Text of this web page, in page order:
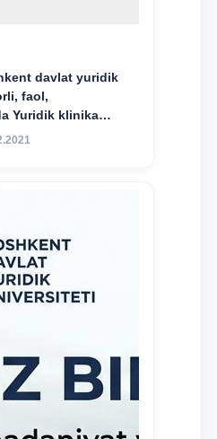
davlat yuridik
faol,
Yuridik klinika
ko‘nikmalarini